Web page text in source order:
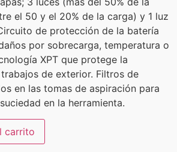
el 50 y el 20% de la carga) y 1 luz
de protección de la batería
por sobrecarga, temperatura o
XPT que protege la
de exterior. Filtros de
en las tomas de aspiración para
en la herramienta.
carrito